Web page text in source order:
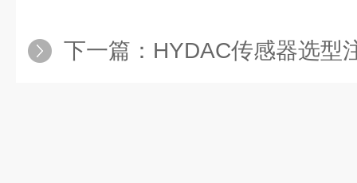
下一篇： HYDAC传感器选型